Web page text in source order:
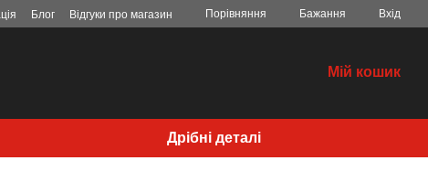
Блог Відгуки про магазин Порівняння Бажання Вхід
Мій кошик
Дрібні деталі